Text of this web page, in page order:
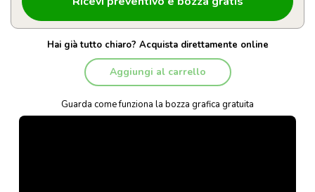
Hai già tutto chiaro? Acquista direttamente online
Aggiungi al carrello
Guarda come funziona la bozza grafica gratuita